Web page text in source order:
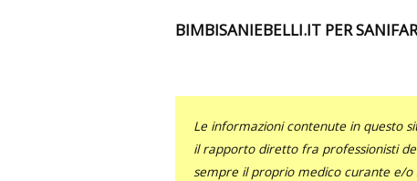
BIMBISANIEBELLI.IT PER
Le informazioni contenute in questo
il rapporto diretto fra professionisti
sempre il proprio medico curante e/o